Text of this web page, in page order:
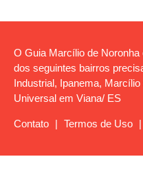
O Guia Marcílio de
dos seguintes bairros
Industrial, Ipanema,
Universal em Viana/ ES
Contato | Termos de Uso |